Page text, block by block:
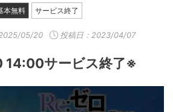
本無料 サービス終了
05/20 投稿日：2023/04/07
サービス終了※